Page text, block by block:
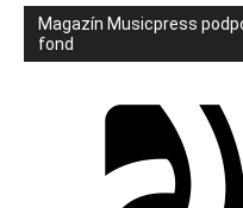
Magazín Musicpress
fond